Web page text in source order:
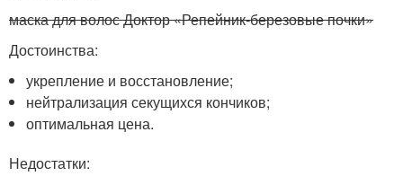
маска для волос Доктор «Репейник-березовые почки»
Достоинства:
укрепление и восстановление;
нейтрализация секущихся кончиков;
оптимальная цена.
Недостатки: